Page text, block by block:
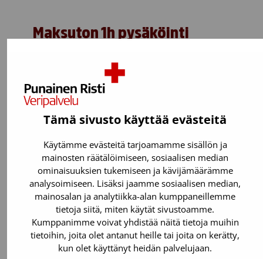
Tämä sivusto käyttää evästeitä
Käytämme evästeitä tarjoamamme sisällön ja
mainosten räätälöimiseen, sosiaalisen median
ominaisuuksien tukemiseen ja kävijämäärämme
analysoimiseen. Lisäksi jaamme sosiaalisen median,
mainosalan ja analytiikka-alan kumppaneillemme
tietoja siitä, miten käytät sivustoamme.
Kumppanimme voivat yhdistää näitä tietoja muihin
tietoihin, joita olet antanut heille tai joita on kerätty,
kun olet käyttänyt heidän palvelujaan.
Maksuton 1h pysäköinti
Tarjoamme Kolmikulmassa pysäköiville
luovuttajille 1 h mittaisen pysäköinnin
luovutuskäynnin yhteydessä.
ilmoittautumisen yhteydessä autosi
rekisteritunnus.Jos 1h ylittyy, maksa
ylimenevä aika maksuautomaatilla
Kolmikulman B-rapussa. Jos sinulla on
AimoParkin sovellus, tarkista, ettei sovellus
kytke automaattisesti parkkimaksua päälle.
Voit pysäköidä maksutta myös (parkkikiekko
vaaditaan) aivan toimipisteemme
läheisyyteen esimerkiksi Puistotorin tai
Ainonkadun varteen. Maksuttomia
pysäköintipaikkoja löytyy myös Yrjönkadulta.